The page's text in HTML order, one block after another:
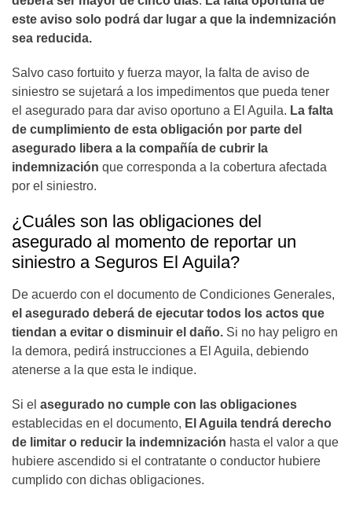
este aviso solo podrá dar lugar a que la indemnización
sea reducida.
Salvo caso fortuito y fuerza mayor, la falta de aviso de
siniestro se sujetará a los impedimentos que pueda tener
el asegurado para dar aviso oportuno a El Aguila. La falta
de cumplimiento de esta obligación por parte del
asegurado libera a la compañía de cubrir la
indemnización que corresponda a la cobertura afectada
por el siniestro.
¿Cuáles son las obligaciones del
asegurado al momento de reportar un
siniestro a Seguros El Aguila?
De acuerdo con el documento de Condiciones Generales,
el asegurado deberá de ejecutar todos los actos que
tiendan a evitar o disminuir el daño. Si no hay peligro en
la demora, pedirá instrucciones a El Aguila, debiendo
atenerse a la que esta le indique.
Si el asegurado no cumple con las obligaciones
establecidas en el documento, El Aguila tendrá derecho
de limitar o reducir la indemnización hasta el valor a que
hubiere ascendido si el contratante o conductor hubiere
cumplido con dichas obligaciones.